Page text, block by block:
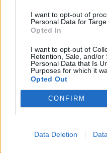
I want to opt-out of
Personal Data for
Opted In
I want to opt-out of
Retention, Sale, and/or
Personal Data that Is
Purposes for which it
Opted Out
CONFIRM
Data Deletion